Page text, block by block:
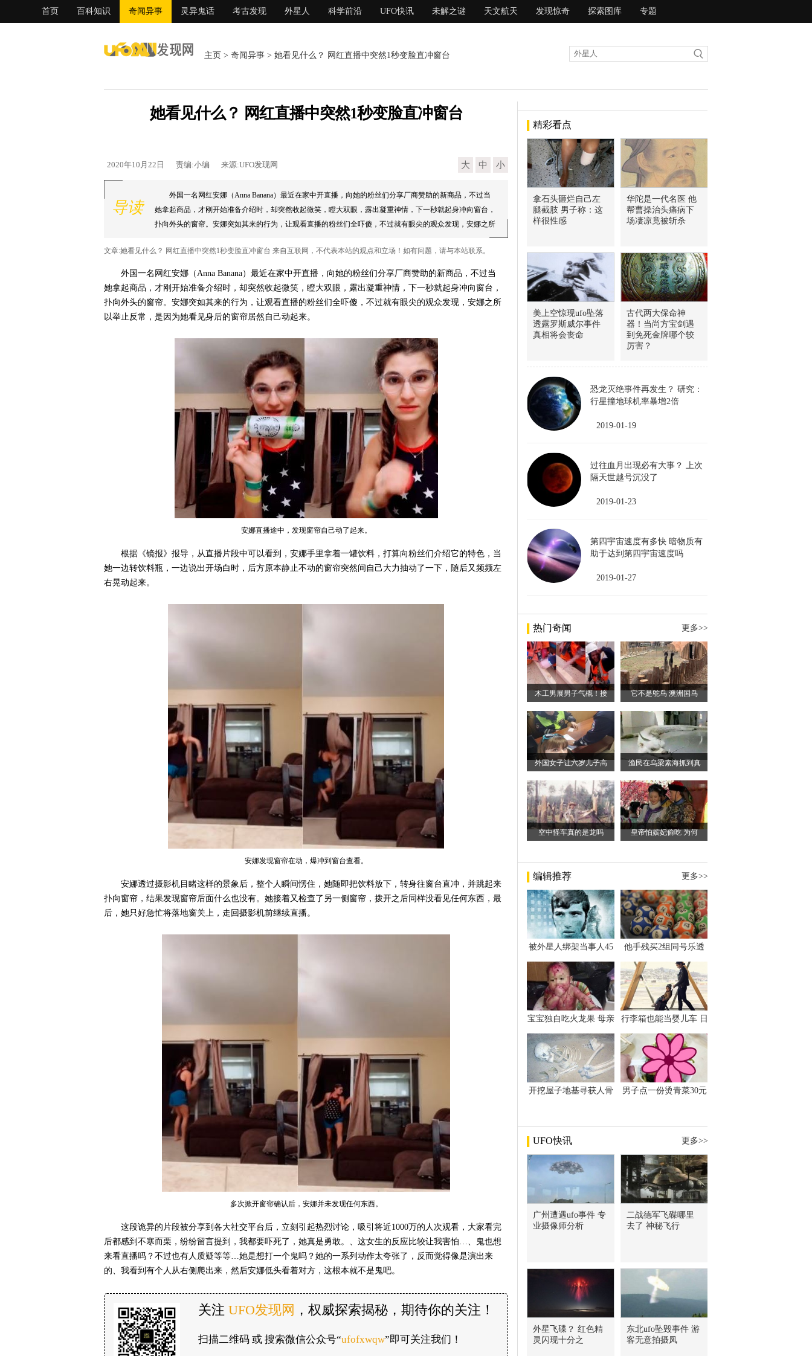
首页 百科知识 奇闻异事 灵异鬼话 考古发现 外星人 科学前沿 UFO快讯 未解之谜 天文航天 发现惊奇 探索图库 专题
主页 > 奇闻异事 > 她看见什么？ 网红直播中突然1秒变脸直冲窗台
她看见什么？ 网红直播中突然1秒变脸直冲窗台
2020年10月22日 责编:小编 来源:UFO发现网 大 中 小
导读
外国一名网红安娜（Anna Banana）最近在家中开直播，向她的粉丝们分享厂商赞助的新商品，不过当
她拿起商品，才刚开始准备介绍时，却突然收起微笑，瞪大双眼，露出凝重神情，下一秒就起身冲向窗台，
扑向外头的窗帘。安娜突如其来的行为，让观看直播的粉丝们全吓傻，不过就有眼尖的观众发现，安娜之所
文章:她看见什么？ 网红直播中突然1秒变脸直冲窗台 来自互联网，不代表本站的观点和立场！如有问题，请与本站联系。
外国一名网红安娜（Anna Banana）最近在家中开直播，向她的粉丝们分享厂商赞助的新商品，不过当
她拿起商品，才刚开始准备介绍时，却突然收起微笑，瞪大双眼，露出凝重神情，下一秒就起身冲向窗台，
扑向外头的窗帘。安娜突如其来的行为，让观看直播的粉丝们全吓傻，不过就有眼尖的观众发现，安娜之所
以举止反常，是因为她看见身后的窗帘居然自己动起来。
安娜直播途中，发现窗帘自己动了起来。
根据《镜报》报导，从直播片段中可以看到，安娜手里拿着一罐饮料，打算向粉丝们介绍它的特色，当
她一边转饮料瓶，一边说出开场白时，后方原本静止不动的窗帘突然间自己大力抽动了一下，随后又频频左
右晃动起来。
安娜发现窗帘在动，爆冲到窗台查看。
安娜透过摄影机目睹这样的景象后，整个人瞬间愣住，她随即把饮料放下，转身往窗台直冲，并跳起来
扑向窗帘，结果发现窗帘后面什么也没有。她接着又检查了另一侧窗帘，拨开之后同样没看见任何东西，最
后，她只好急忙将落地窗关上，走回摄影机前继续直播。
多次掀开窗帘确认后，安娜并未发现任何东西。
这段诡异的片段被分享到各大社交平台后，立刻引起热烈讨论，吸引将近1000万的人次观看，大家看完
后都感到不寒而栗，纷纷留言提到，我都要吓死了，她真是勇敢。、这女生的反应比较让我害怕…、鬼也想
来看直播吗？不过也有人质疑等等…她是想打一个鬼吗？她的一系列动作太夸张了，反而觉得像是演出来
的、我看到有个人从右侧爬出来，然后安娜低头看着对方，这根本就不是鬼吧。
关注 UFO发现网 ，权威探索揭秘，期待你的关注！
扫描二维码 或 搜索微信公众号“ufofxwqw”即可关注我们！
精彩看点
拿石头砸烂自己左
腿截肢 男子称：这
样很性感
华陀是一代名医 他
帮曹操治头痛病下
场凄凉竟被斩杀
美上空惊现ufo坠落
透露罗斯威尔事件
真相将会丧命
古代两大保命神
器！当尚方宝剑遇
到免死金牌哪个较
厉害？
恐龙灭绝事件再发生？ 研究：
行星撞地球机率暴增2倍
2019-01-19
过往血月出现必有大事？ 上次
隔天世越号沉没了
2019-01-23
第四宇宙速度有多快 暗物质有
助于达到第四宇宙速度吗
2019-01-27
热门奇闻 更多>>
木工男展男子气概！接 它不是鸵鸟 澳洲国鸟
外国女子让六岁儿子高 渔民在乌梁素海抓到真
空中怪车真的是龙吗 皇帝怕嫔妃偷吃 为何
编辑推荐 更多>>
被外星人绑架当事人45
斯卡古拉事件
他手残买2组同号乐透
万
宝宝独自吃火龙果 母亲
行李箱也能当婴儿车 日
开挖屋子地基寻获人骨
男子点一份烫青菜30元
UFO快讯 更多>>
广州遭遇ufo事件 专
业摄像师分析
二战德军飞碟哪里
去了 神秘飞行
外星飞碟？ 红色精
灵闪现十分之
东北ufo坠毁事件 游
客无意拍摄凤